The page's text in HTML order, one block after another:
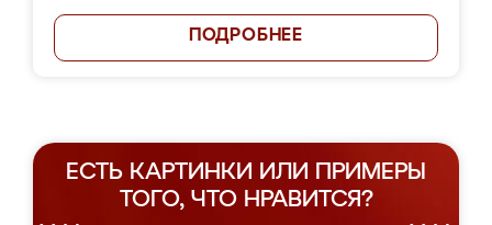
ПОДРОБНЕЕ
ЕСТЬ КАРТИНКИ ИЛИ ПРИМЕРЫ
ТОГО, ЧТО НРАВИТСЯ?